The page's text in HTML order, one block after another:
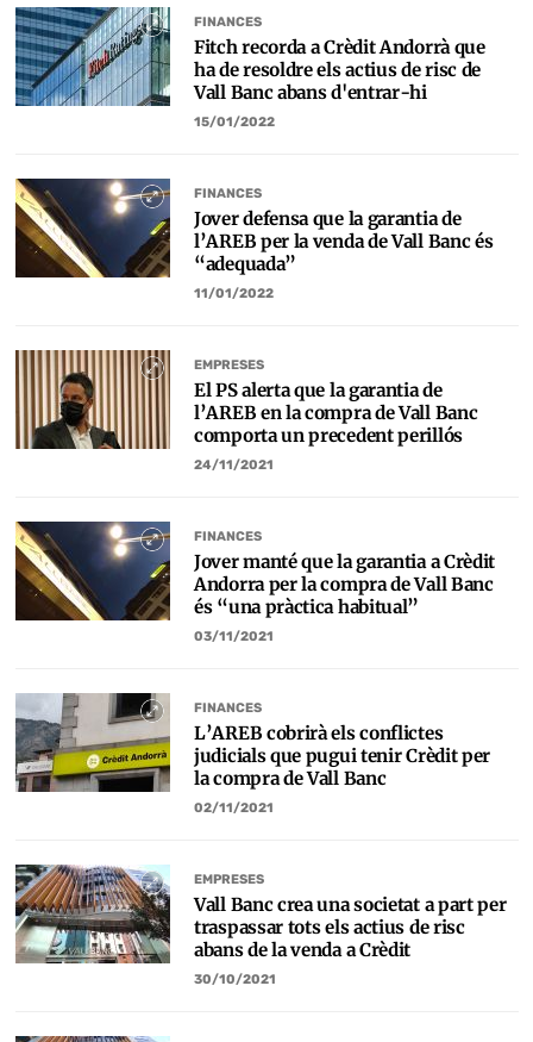
FINANCES
Fitch recorda a Crèdit Andorrà que
ha de resoldre els actius de risc de
Vall Banc abans d'entrar-hi
15/01/2022
FINANCES
Jover defensa que la garantia de
l’AREB per la venda de Vall Banc és
“adequada”
11/01/2022
EMPRESES
El PS alerta que la garantia de
l’AREB en la compra de Vall Banc
comporta un precedent perillós
24/11/2021
FINANCES
Jover manté que la garantia a Crèdit
Andorra per la compra de Vall Banc
és “una pràctica habitual”
03/11/2021
FINANCES
L’AREB cobrirà els conflictes
judicials que pugui tenir Crèdit per
la compra de Vall Banc
02/11/2021
EMPRESES
Vall Banc crea una societat a part per
traspassar tots els actius de risc
abans de la venda a Crèdit
30/10/2021